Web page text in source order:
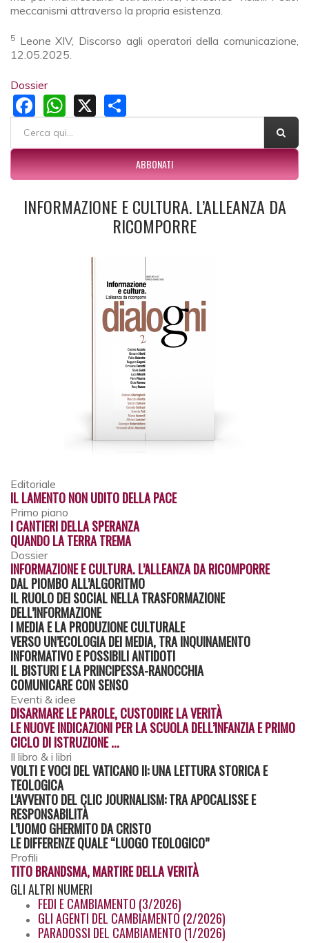
meccanismi attraverso la propria esistenza.
5 Leone XIV, Discorso agli operatori della comunicazione,
12.05.2025.
Dossier
Facebook
WhatsApp
X
FORM DI RICERCA
ABBONATI
INFORMAZIONE E CULTURA. L’ALLEANZA DA
RICOMPORRE
Editoriale
IL LAMENTO NON UDITO DELLA PACE
Primo piano
I CANTIERI DELLA SPERANZA
QUANDO LA TERRA TREMA
Dossier
INFORMAZIONE E CULTURA. L’ALLEANZA DA RICOMPORRE
DAL PIOMBO ALL’ALGORITMO
IL RUOLO DEI SOCIAL NELLA TRASFORMAZIONE
DELL’INFORMAZIONE
I MEDIA E LA PRODUZIONE CULTURALE
VERSO UN’ECOLOGIA DEI MEDIA, TRA INQUINAMENTO
INFORMATIVO E POSSIBILI ANTIDOTI
IL BISTURI E LA PRINCIPESSA-RANOCCHIA
COMUNICARE CON SENSO
Eventi & idee
DISARMARE LE PAROLE, CUSTODIRE LA VERITÀ
LE NUOVE INDICAZIONI PER LA SCUOLA DELL’INFANZIA E PRIMO
CICLO DI ISTRUZIONE ...
Il libro & i libri
VOLTI E VOCI DEL VATICANO II: UNA LETTURA STORICA E
TEOLOGICA
L'AVVENTO DEL CLIC JOURNALISM: TRA APOCALISSE E
RESPONSABILITÀ
L’UOMO GHERMITO DA CRISTO
LE DIFFERENZE QUALE “LUOGO TEOLOGICO”
Profili
TITO BRANDSMA, MARTIRE DELLA VERITÀ
GLIALTRI NUMERI
FEDI E CAMBIAMENTO (3/2026)
GLI AGENTI DEL CAMBIAMENTO (2/2026)
PARADOSSI DEL CAMBIAMENTO (1/2026)